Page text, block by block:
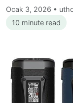
Ocak 3, 2026 •
10 minute read